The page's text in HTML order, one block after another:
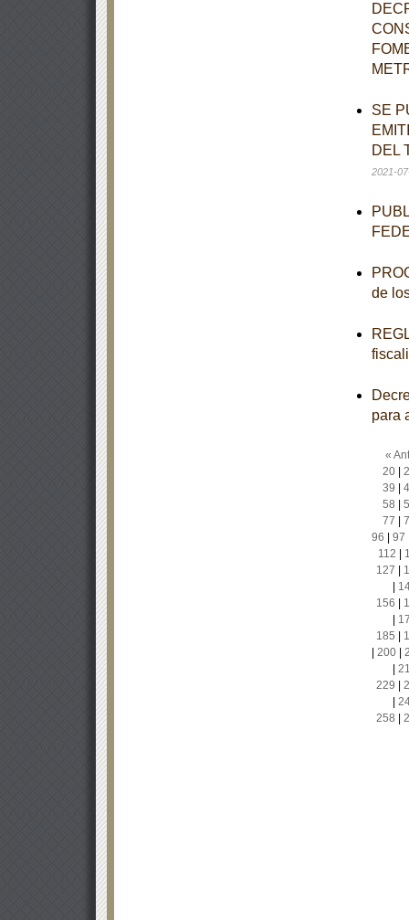
SE
DEL
2021-
de
para
«
20|
39
58
77
96
97
112
127
156
185
200|
229
258